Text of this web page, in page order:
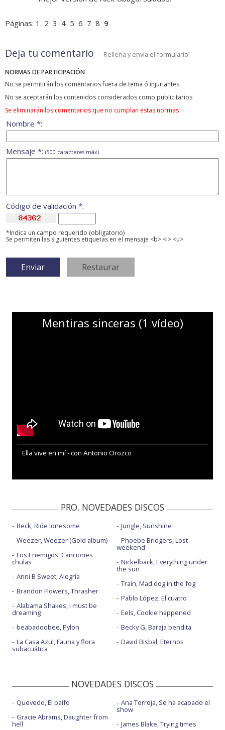
Páginas: 1 2 3 4 5 6 7 8 9
Deja tu comentario Rellena y envía el formulario!
NORMAS DE PARTICIPACIÓN
No se permitirán los comentarios fuera de tema ó injuriantes
No se aceptarán los contenidos considerados como publicitarios
Se eliminarán los comentarios que no cumplan estas normas
Nombre *:
Mensaje *: (500 caracteres máx)
Código de validación *:
*Indica un campo requerido (obligatorio)
Se permiten las siguientes etiquetas en el mensaje <b> <i> <u>
Mentiras sinceras (1 vídeo)
Ella vive en mí - con Antonio Orozco
PRO. NOVEDADES DISCOS
Beck, Ride lonesome
Weezer, Weezer (Gold album)
Los Enemigos, Canciones
chulas
Anni B Sweet, Alegría
Brandon Flowers, Thrasher
Alabama Shakes, I must be
dreaming
beabadoobee, Pylon
La Casa Azul, Fauna y flora
subacuática
Jungle, Sunshine
Phoebe Bridgers, Lost
weekend
Nickelback, Everything under
the sun
Train, Mad dog in the fog
Pablo López, El cuatro
Eels, Cookie happened
Becky G, Baraja bendita
David Bisbal, Eternos
NOVEDADES DISCOS
Quevedo, El baifo
Gracie Abrams, Daughter from
hell
Ana Torroja, Se ha acabado el
show
James Blake, Trying times